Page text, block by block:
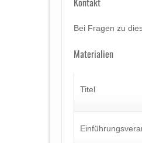
Bei Fragen zu
Materialien
Titel